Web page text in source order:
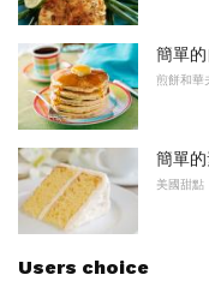
簡單
煎餅和華
簡單
美國甜點
Users choice